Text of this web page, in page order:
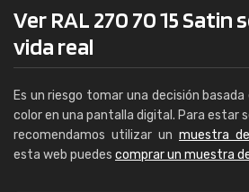
Ver RAL 270 70 15 Satin
vida real
Es un riesgo tomar una decisión
color en una pantalla digital. Para estar
recomendamos utilizar un muestra
esta web puedes comprar un muestra